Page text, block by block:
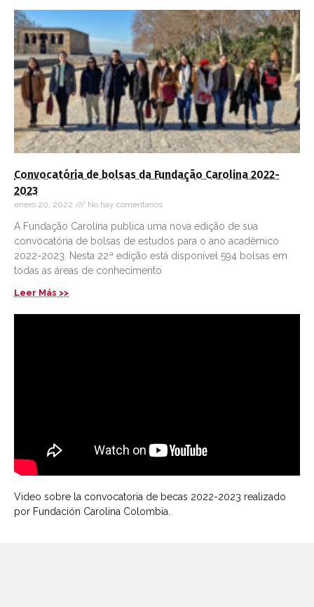
Convocatória de bolsas da Fundação Carolina 2022-
2023
enero 20, 2022 No hay comentarios
A Fundação Carolina publica uma nova edição de sua
convocatória de bolsas de estudos para o ano acadêmico
2022-2023. Nesta 22ª edição está disponível 594 bolsas em
todas as áreas de conhecimento
Leer Más >>
Video sobre la convocatoria de becas 2022-2023 realizado
por Fundación Carolina Colombia.